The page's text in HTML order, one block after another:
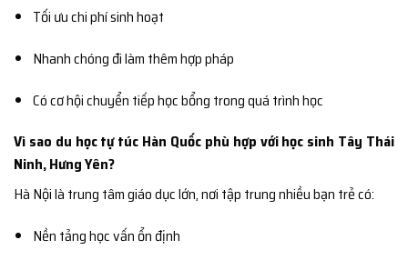
Tối ưu chi phí sinh hoạt
Nhanh chóng đi làm thêm hợp pháp
Có cơ hội chuyển tiếp học bổng trong quá trình học
Vì sao du học tự túc Hàn Quốc phù hợp với học sinh Tây Thái
Ninh, Hưng Yên?
Hà Nội là trung tâm giáo dục lớn, nơi tập trung nhiều bạn trẻ có:
Nền tảng học vấn ổn định